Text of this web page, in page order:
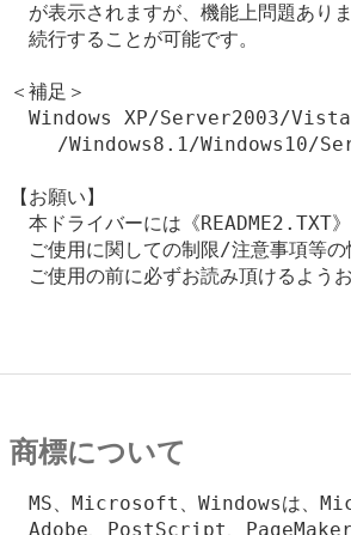
が表示されますが、機能上問題あり
続行することが可能です。
＜補足＞
Windows XP/Server2003/
/Windows8.1/Windows10/
【お願い】
本ドライバーには《README2.TXT
ご使用に関しての制限/注意事項等の
ご使用の前に必ずお読み頂けるようお
商標について
MS、Microsoft、Windowsは、
Adobe、PostScript、